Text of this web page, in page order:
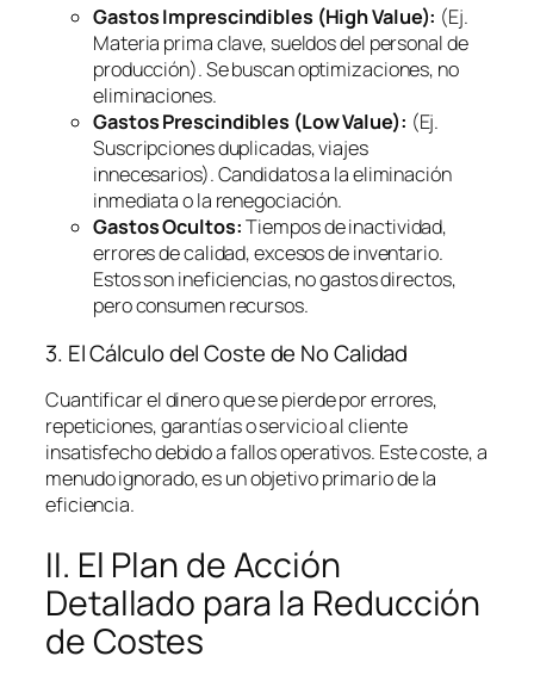
Gastos Imprescindibles (High Value): (Ej.
Materia prima clave, sueldos del personal de
producción). Se buscan optimizaciones, no
eliminaciones.
Gastos Prescindibles (Low Value): (Ej.
Suscripciones duplicadas, viajes
innecesarios). Candidatos a la eliminación
inmediata o la renegociación.
Gastos Ocultos:Tiempos de inactividad,
errores de calidad, excesos de inventario.
Estos son ineficiencias, no gastos directos,
pero consumen recursos.
3. El Cálculo del Coste de No Calidad
Cuantificar el dinero que se pierde por errores,
repeticiones, garantías o servicio al cliente
insatisfecho debido a fallos operativos. Este coste, a
menudo ignorado, es un objetivo primario de la
eficiencia.
II. El Plan de Acción
Detallado para la Reducción
de Costes